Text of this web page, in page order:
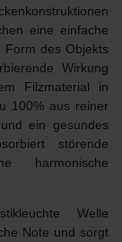
eine einfache
Form des Objekts
Wirkung
Filzmaterial in
100% aus reiner
ein gesundes
störende
harmonische
Welle
Note und sorgt